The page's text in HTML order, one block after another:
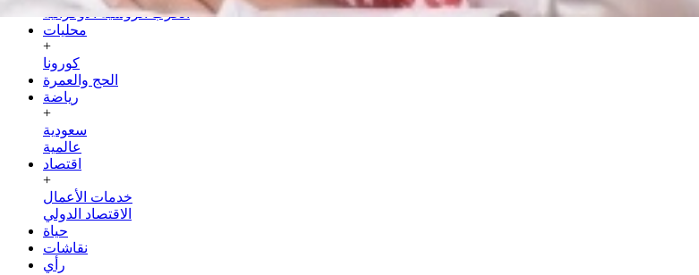
الحرب الروسية الأوكرانية
محليات
+
كورونا
الحج والعمرة
رياضة
+
سعودية
عالمية
اقتصاد
+
خدمات الأعمال
الاقتصاد الدولي
حياة
نقاشات
رأي